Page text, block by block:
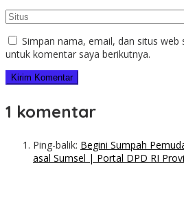
Simpan nama, email, dan situs web
untuk komentar saya berikutnya.
1 komentar
Ping-balik: Begini Sumpah
asal Sumsel | Portal DPD RI